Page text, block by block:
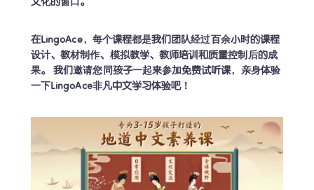
文化的窗口。
在LingoAce，每个课程都是我们团队经过百余小时的课程
设计、教材制作、模拟教学、教师培训和质量控制后的成
果。 我们邀请您同孩子一起来参加免费试听课，亲身体验
一下LingoAce非凡中文学习体验吧！